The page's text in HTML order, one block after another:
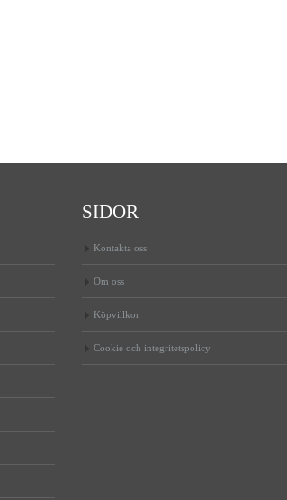
SIDOR
Kontakta oss
Om oss
Köpvillkor
Cookie och integritetspolicy